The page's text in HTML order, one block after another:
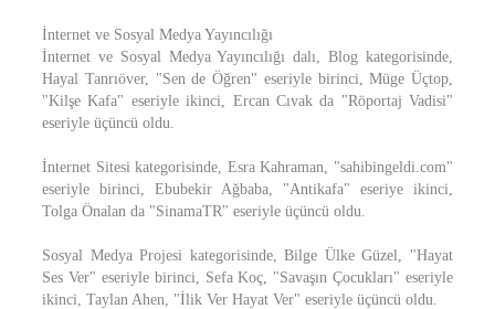
İnternet ve Sosyal Medya Yayıncılığı
İnternet ve Sosyal Medya Yayıncılığı dalı, Blog kategorisinde,
Hayal Tanrıöver, "Sen de Öğren" eseriyle birinci, Müge Üçtop,
"Kilşe Kafa" eseriyle ikinci, Ercan Cıvak da "Röportaj Vadisi"
eseriyle üçüncü oldu.
İnternet Sitesi kategorisinde, Esra Kahraman, "sahibingeldi.com"
eseriyle birinci, Ebubekir Ağbaba, "Antikafa" eseriye ikinci,
Tolga Önalan da "SinamaTR" eseriyle üçüncü oldu.
Sosyal Medya Projesi kategorisinde, Bilge Ülke Güzel, "Hayat
Ses Ver" eseriyle birinci, Sefa Koç, "Savaşın Çocukları" eseriyle
ikinci, Taylan Ahen, "İlik Ver Hayat Ver" eseriyle üçüncü oldu.